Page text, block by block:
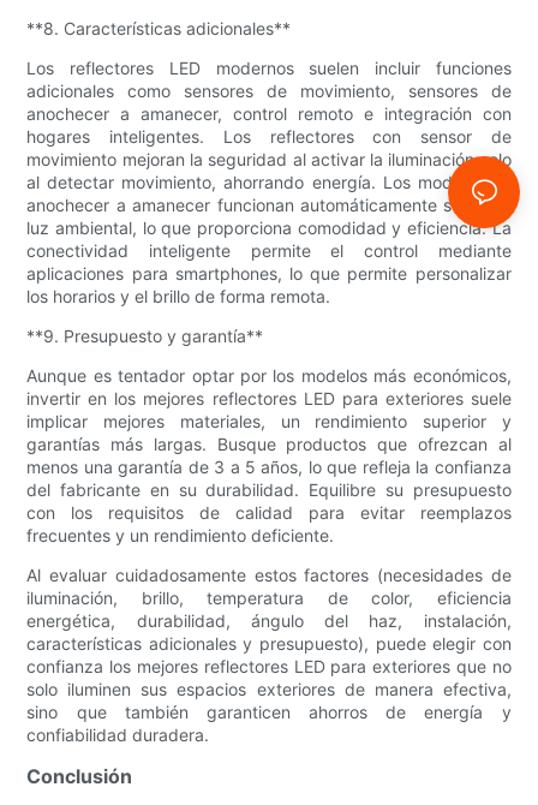
**8. Características adicionales**
Los reflectores LED modernos suelen incluir funciones
adicionales como sensores de movimiento, sensores de
anochecer a amanecer, control remoto e integración con
hogares inteligentes. Los reflectores con sensor de
movimiento mejoran la seguridad al activar la iluminación solo
al detectar movimiento, ahorrando energía. Los modelos de
anochecer a amanecer funcionan automáticamente según la
luz ambiental, lo que proporciona comodidad y eficiencia. La
conectividad inteligente permite el control mediante
aplicaciones para smartphones, lo que permite personalizar
los horarios y el brillo de forma remota.
**9. Presupuesto y garantía**
Aunque es tentador optar por los modelos más económicos,
invertir en los mejores reflectores LED para exteriores suele
implicar mejores materiales, un rendimiento superior y
garantías más largas. Busque productos que ofrezcan al
menos una garantía de 3 a 5 años, lo que refleja la confianza
del fabricante en su durabilidad. Equilibre su presupuesto
con los requisitos de calidad para evitar reemplazos
frecuentes y un rendimiento deficiente.
Al evaluar cuidadosamente estos factores (necesidades de
iluminación, brillo, temperatura de color, eficiencia
energética, durabilidad, ángulo del haz, instalación,
características adicionales y presupuesto), puede elegir con
confianza los mejores reflectores LED para exteriores que no
solo iluminen sus espacios exteriores de manera efectiva,
sino que también garanticen ahorros de energía y
confiabilidad duradera.
Conclusión